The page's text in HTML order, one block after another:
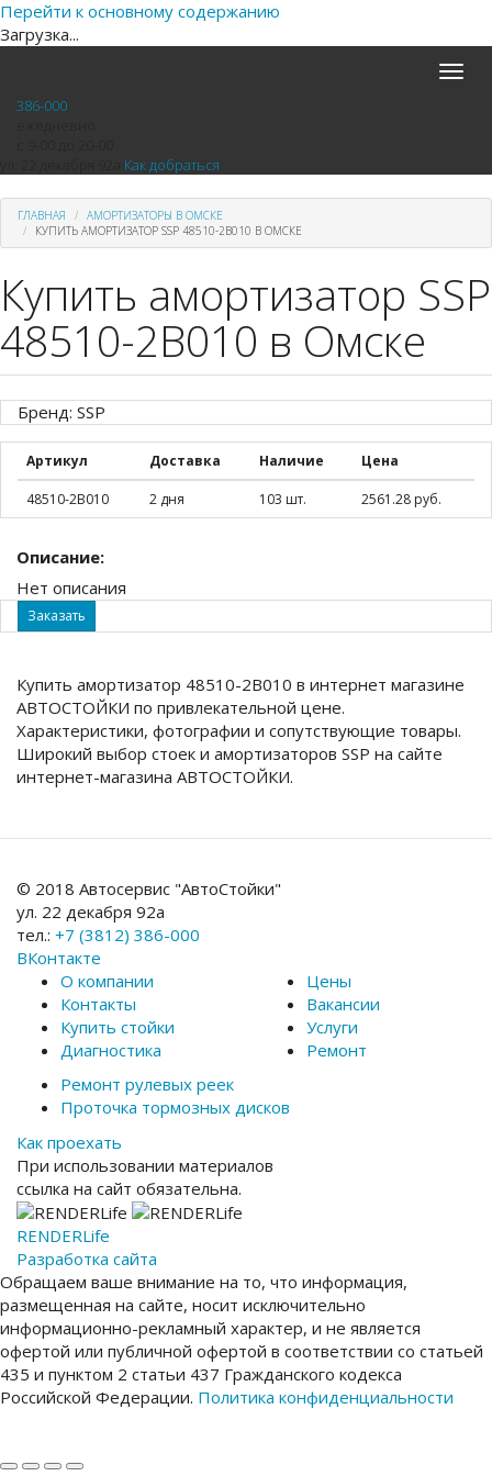
Перейти к основному содержанию
Загрузка...
Toggle
386-000
Как добраться
ГЛАВНАЯ
АМОРТИЗАТОРЫ В ОМСКЕ
КУПИТЬ АМОРТИЗАТОР SSP 48510-2B010 В ОМСКЕ
Купить амортизатор SSP
48510-2B010 в Омске
Бренд: SSP
Артикул Доставка Наличие Цена
48510-2B010 2 дня 103 шт. 2561.28 руб.
Описание:
Нет описания
Заказать
Купить амортизатор 48510-2B010 в интернет магазине
АВТОСТОЙКИ по привлекательной цене.
Характеристики, фотографии и сопутствующие товары.
Широкий выбор стоек и амортизаторов SSP на сайте
интернет-магазина АВТОСТОЙКИ.
© 2018 Автосервис "АвтоСтойки"
ул. 22 декабря 92а
тел.: +7 (3812) 386-000
ВКонтакте
О компании
Контакты
Купить стойки
Диагностика
Цены
Вакансии
Услуги
Ремонт
Ремонт рулевых реек
Проточка тормозных дисков
Как проехать
При использовании материалов
ссылка на сайт обязательна.
RENDERLife
Разработка сайта
Обращаем ваше внимание на то, что информация,
размещенная на сайте, носит исключительно
информационно-рекламный характер, и не является
офертой или публичной офертой в соответствии со статьей
435 и пунктом 2 статьи 437 Гражданского кодекса
Российской Федерации. Политика конфиденциальности